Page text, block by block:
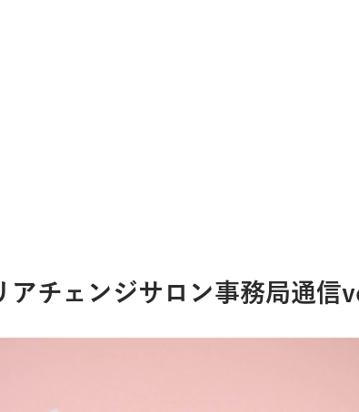
アチェンジサロン事務局通信